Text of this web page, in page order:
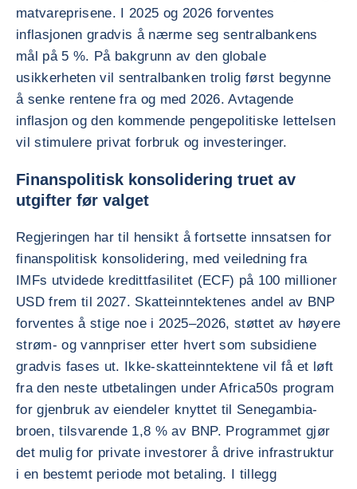
matvareprisene. I 2025 og 2026 forventes
inflasjonen gradvis å nærme seg sentralbankens
mål på 5 %. På bakgrunn av den globale
usikkerheten vil sentralbanken trolig først begynne
å senke rentene fra og med 2026. Avtagende
inflasjon og den kommende pengepolitiske lettelsen
vil stimulere privat forbruk og investeringer.
Finanspolitisk konsolidering truet av
utgifter før valget
Regjeringen har til hensikt å fortsette innsatsen for
finanspolitisk konsolidering, med veiledning fra
IMFs utvidede kredittfasilitet (ECF) på 100 millioner
USD frem til 2027. Skatteinntektenes andel av BNP
forventes å stige noe i 2025–2026, støttet av høyere
strøm- og vannpriser etter hvert som subsidiene
gradvis fases ut. Ikke-skatteinntektene vil få et løft
fra den neste utbetalingen under Africa50s program
for gjenbruk av eiendeler knyttet til Senegambia-
broen, tilsvarende 1,8 % av BNP. Programmet gjør
det mulig for private investorer å drive infrastruktur
i en bestemt periode mot betaling. I tillegg